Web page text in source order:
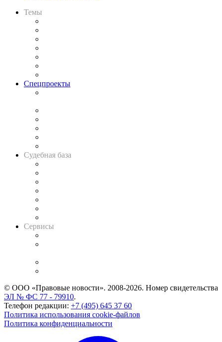
Темы
Спецпроекты
Судебная база
Сервисы
© ООО «Правовые новости». 2008-2026. Номер свидетельства
ЭЛ № ФС 77 - 79910.
Телефон редакции: +7 (495) 645 37 60
Политика использования cookie-файлов
Политика конфиденциальности